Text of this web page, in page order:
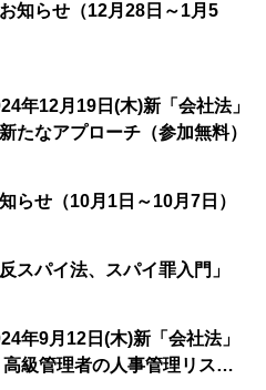
知らせ（12月28日～1月5
年12月19日(木)新「会社法」
たなアプローチ（参加無料）
らせ（10月1日～10月7日）
スパイ法、スパイ罪入門」
年9月12日(木)新「会社法」
級管理者の人事管理リスク